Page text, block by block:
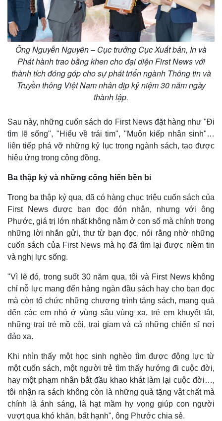
Pháp luật
Vụ án
Tin nóng
Quân sự - Quốc phòng
Vũ khí
Ông Nguyễn Nguyên – Cục trưởng Cục Xuất bản, In và
Phát hành trao bằng khen cho đại diện First News với
thành tích đóng góp cho sự phát triển ngành Thông tin và
Truyền thông Việt Nam nhân dịp kỷ niệm 30 năm ngày
thành lập.
Sau này, những cuốn sách do First News đặt hàng như "Đi
tìm lẽ sống", "Hiểu về trái tim", "Muôn kiếp nhân sinh"…
liên tiếp phá vỡ những kỷ lục trong ngành sách, tạo được
hiệu ứng trong cộng đồng.
Ba thập kỷ và những cống hiến bền bỉ
Trong ba thập kỷ qua, đã có hàng chục triệu cuốn sách của
First News được bạn đọc đón nhận, nhưng với ông
Phước, giá trị lớn nhất không nằm ở con số mà chính trong
những lời nhắn gửi, thư từ bạn đọc, nói rằng nhờ những
cuốn sách của First News mà họ đã tìm lại được niềm tin
và nghị lực sống.
"Vì lẽ đó, trong suốt 30 năm qua, tôi và First News không
chỉ nỗ lực mang đến hàng ngàn đầu sách hay cho bạn đọc
mà còn tổ chức những chương trình tặng sách, mang quà
đến các em nhỏ ở vùng sâu vùng xa, trẻ em khuyết tật,
những trại trẻ mồ côi, trại giam và cả những chiến sĩ nơi
đảo xa.
Khi nhìn thấy một học sinh nghèo tìm được động lực từ
một cuốn sách, một người trẻ tìm thấy hướng đi cuộc đời,
hay một phạm nhân bắt đầu khao khát làm lại cuộc đời…,
tôi nhận ra sách không còn là những quà tặng vật chất mà
chính là ánh sáng, là hạt mầm hy vọng giúp con người
vượt qua khó khăn, bất hạnh", ông Phước chia sẻ.